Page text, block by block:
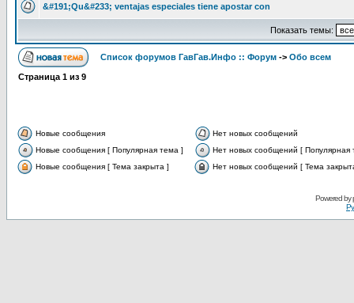
&#191;Qu&#233; ventajas especiales tiene apostar con
Показать темы:
Список форумов ГавГав.Инфо :: Форум -> Обо всем
Страница 1 из 9
Новые сообщения
Нет новых сообщений
Новые сообщения [ Популярная тема ]
Нет новых сообщений [ Популярная
Новые сообщения [ Тема закрыта ]
Нет новых сообщений [ Тема
Powered by